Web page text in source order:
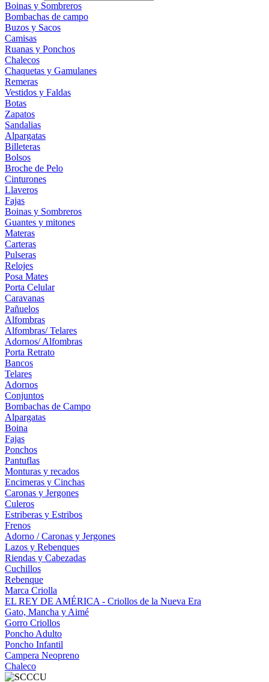
Boinas y Sombreros
Bombachas de campo
Buzos y Sacos
Camisas
Ruanas y Ponchos
Chalecos
Chaquetas y Gamulanes
Remeras
Vestidos y Faldas
Botas
Zapatos
Sandalias
Alpargatas
Billeteras
Bolsos
Broche de Pelo
Cinturones
Llaveros
Fajas
Boinas y Sombreros
Guantes y mitones
Materas
Carteras
Pulseras
Relojes
Posa Mates
Porta Celular
Caravanas
Pañuelos
Alfombras
Alfombras/ Telares
Adornos/ Alfombras
Porta Retrato
Bancos
Telares
Adornos
Conjuntos
Bombachas de Campo
Alpargatas
Boina
Fajas
Ponchos
Pantuflas
Monturas y recados
Encimeras y Cinchas
Caronas y Jergones
Culeros
Estriberas y Estribos
Frenos
Adorno / Caronas y Jergones
Lazos y Rebenques
Riendas y Cabezadas
Cuchillos
Rebenque
Marca Criolla
EL REY DE AMÉRICA - Criollos de la Nueva Era
Gato, Mancha y Aimé
Gorro Criollos
Poncho Adulto
Poncho Infantil
Campera Neopreno
Chaleco